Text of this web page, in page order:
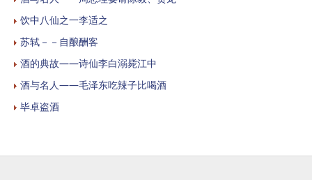
饮中八仙之一李适之
苏轼－－自酿酬客
酒的典故——诗仙李白溺毙江中
酒与名人——毛泽东吃辣子比喝酒
毕卓盗酒